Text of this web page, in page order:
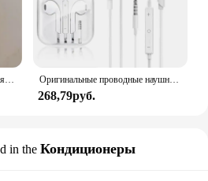
Sanrio Kuromi Melody плюшевая кукла для мытья лица, милая коричная, милая, нескользящая, эластичная, аксессуары для волос Оригинальные проводные наушники для Xiaomi Mi 13 Ultra 12T Pro Type C, наушники для Redmi Poco Huawei Samsung, наушники-вкладыши, гарнитура для режима «свободные руки»
268,79руб.
in the Кондиционеры